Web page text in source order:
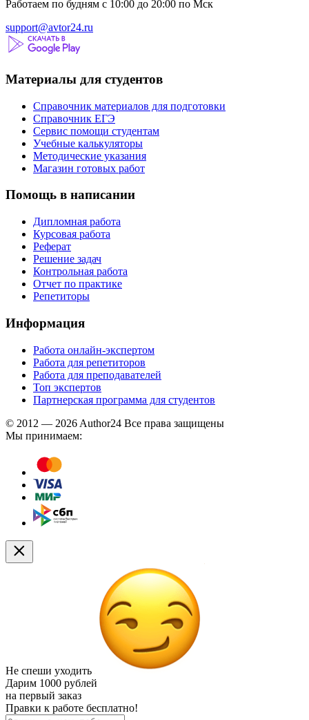
Работаем по будням с 10:00 до 20:00 по Мск
support@avtor24.ru
Материалы для студентов
Справочник материалов для подготовки
Справочник ЕГЭ
Сервис помощи студентам
Учебные калькуляторы
Методические указания
Магазин готовых работ
Помощь в написании
Дипломная работа
Курсовая работа
Реферат
Решение задач
Контрольная работа
Отчет по практике
Репетиторы
Информация
Работа онлайн-экспертом
Работа для репетиторов
Работа для преподавателей
Топ экспертов
Партнерская программа для студентов
© 2012 — 2026 Author24 Все права защищены
Мы принимаем:
Не спеши уходить
Дарим 1000 рублей
на первый заказ
Правки к работе бесплатно!